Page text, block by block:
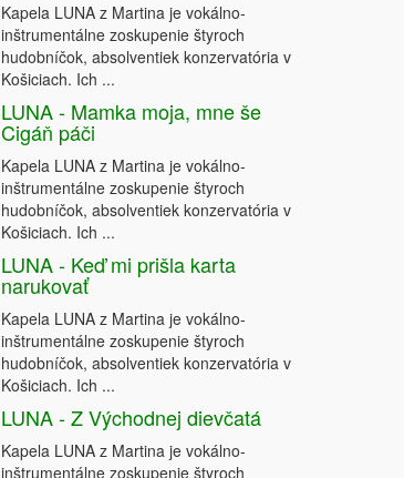
Kapela LUNA z Martina je vokálno-
inštrumentálne zoskupenie štyroch
hudobníčok, absolventiek konzervatória v
Košiciach. Ich ...
LUNA - Mamka moja, mne še
Cigáň páči
Kapela LUNA z Martina je vokálno-
inštrumentálne zoskupenie štyroch
hudobníčok, absolventiek konzervatória v
Košiciach. Ich ...
LUNA - Keď mi prišla karta
narukovať
Kapela LUNA z Martina je vokálno-
inštrumentálne zoskupenie štyroch
hudobníčok, absolventiek konzervatória v
Košiciach. Ich ...
LUNA - Z Východnej dievčatá
Kapela LUNA z Martina je vokálno-
inštrumentálne zoskupenie štyroch